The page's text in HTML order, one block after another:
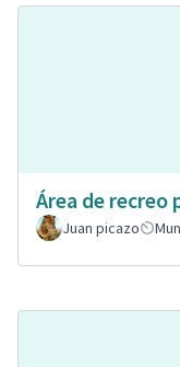
Área de recreo
Juan picazo